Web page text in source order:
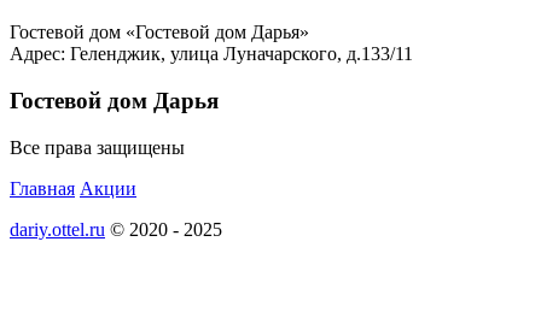
Гостевой дом «Гостевой дом Дарья»
Адрес: Геленджик, улица Луначарского, д.133/11
Гостевой дом Дарья
Все права защищены
Главная Акции
dariy.ottel.ru © 2020 - 2025